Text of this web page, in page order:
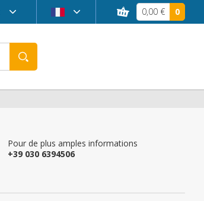
0,00 € 0
Pour de plus amples informations
+39 030 6394506